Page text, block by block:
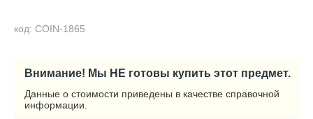
код: COIN-1865
Внимание! Мы НЕ готовы купить этот предмет.
Данные о стоимости приведены в качестве справочной
информации.